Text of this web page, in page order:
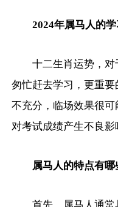
2024年属马人的
十二生肖运势，
匆忙赶去学习，更重
不充分，临场效果很
对考试成绩产生不良影
属马人的特点有哪
首先，属马人通